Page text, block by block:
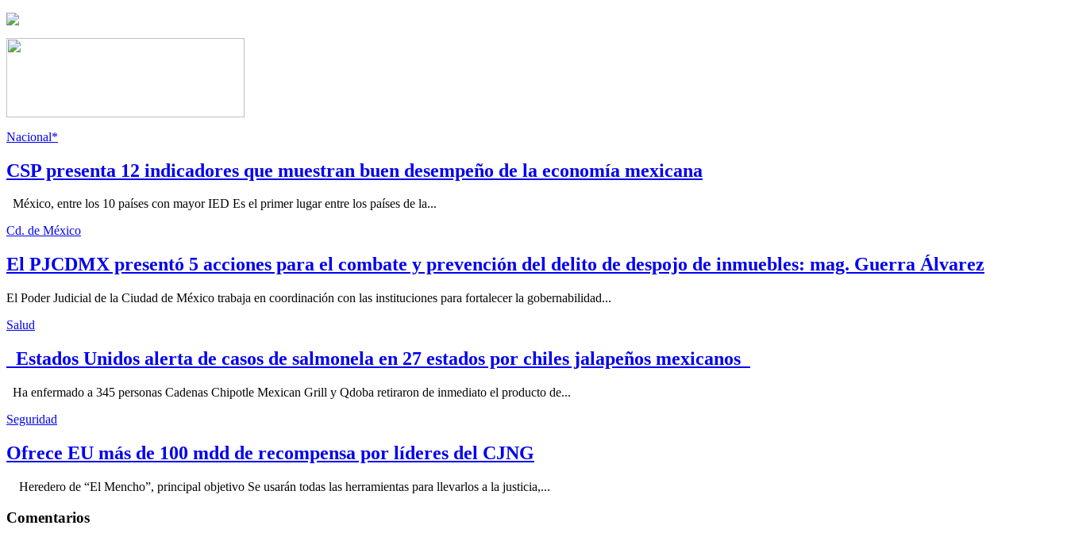
Nacional*
CSP presenta 12 indicadores que muestran buen desempeño de la economía mexicana
México, entre los 10 países con mayor IED Es el primer lugar entre los países de la...
Cd. de México
El PJCDMX presentó 5 acciones para el combate y prevención del delito de despojo de inmuebles: mag. Guerra Álvarez
El Poder Judicial de la Ciudad de México trabaja en coordinación con las instituciones para fortalecer la gobernabilidad...
Salud
Estados Unidos alerta de casos de salmonela en 27 estados por chiles jalapeños mexicanos
Ha enfermado a 345 personas Cadenas Chipotle Mexican Grill y Qdoba retiraron de inmediato el producto de...
Seguridad
Ofrece EU más de 100 mdd de recompensa por líderes del CJNG
Heredero de “El Mencho”, principal objetivo Se usarán todas las herramientas para llevarlos a la justicia,...
Comentarios